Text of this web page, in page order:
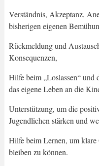
Verständnis, Akzeptanz,
bisherigen eigenen
Rückmeldung und
Konsequenzen,
Hilfe beim „Loslassen“ und
das eigene Leben an die
Unterstützung, um die
Jugendlichen stärken und
Hilfe beim Lernen, um klare
bleiben zu können.